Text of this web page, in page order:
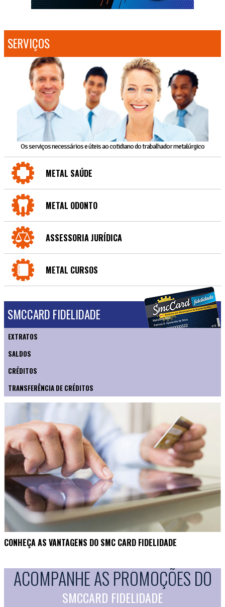
SERVIÇOS
Os serviços necessários e úteis ao cotidiano do trabalhador metalúrgico
METAL SAÚDE
METAL ODONTO
ASSESSORIA JURÍDICA
METAL CURSOS
SMCCARD FIDELIDADE
EXTRATOS
SALDOS
CRÉDITOS
TRANSFERÊNCIA DE CRÉDITOS
CONHEÇA AS VANTAGENS DO SMC CARD FIDELIDADE
ACOMPANHE AS PROMOÇÕES DO
SMCCARD FIDELIDADE